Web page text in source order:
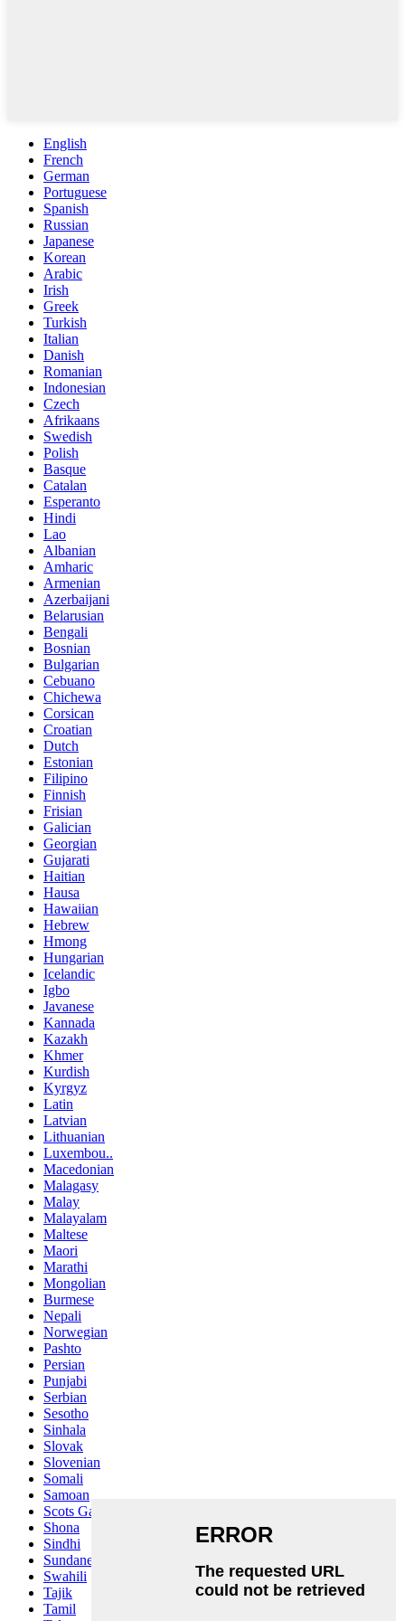
English
French
German
Portuguese
Spanish
Russian
Japanese
Korean
Arabic
Irish
Greek
Turkish
Italian
Danish
Romanian
Indonesian
Czech
Afrikaans
Swedish
Polish
Basque
Catalan
Esperanto
Hindi
Lao
Albanian
Amharic
Armenian
Azerbaijani
Belarusian
Bengali
Bosnian
Bulgarian
Cebuano
Chichewa
Corsican
Croatian
Dutch
Estonian
Filipino
Finnish
Frisian
Galician
Georgian
Gujarati
Haitian
Hausa
Hawaiian
Hebrew
Hmong
Hungarian
Icelandic
Igbo
Javanese
Kannada
Kazakh
Khmer
Kurdish
Kyrgyz
Latin
Latvian
Lithuanian
Luxembou..
Macedonian
Malagasy
Malay
Malayalam
Maltese
Maori
Marathi
Mongolian
Burmese
Nepali
Norwegian
Pashto
Persian
Punjabi
Serbian
Sesotho
Sinhala
Slovak
Slovenian
Somali
Samoan
Scots Gaelic
Shona
Sindhi
Sundanese
Swahili
Tajik
Tamil